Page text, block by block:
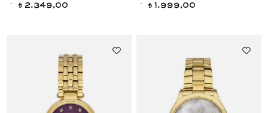
t 2.349,00 t 1.999,00